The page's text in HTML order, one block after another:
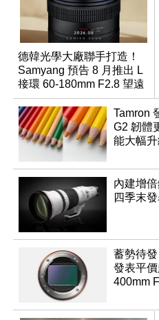
德韓光學大廠聯手打造！
Samyang 預告 8 月推出 L
接環 60-180mm F2.8 望遠
變焦鏡
Tamron
G2 韌體
能大幅升
內建增
四季末
蓄勢待
發表平
400mm